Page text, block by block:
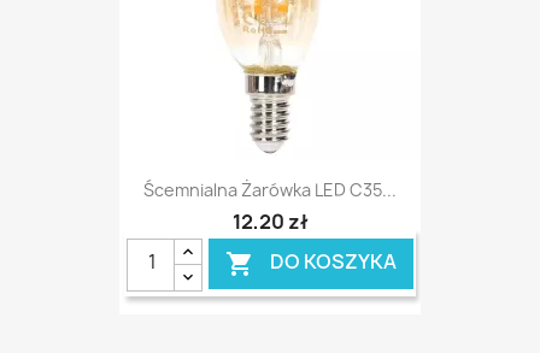
Ścemnialna Żarówka LED C35...
12,20 zł
 DO KOSZYKA